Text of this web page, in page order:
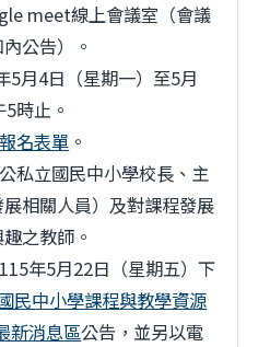
meet線上會議室（會議
公告）。
5月4日（星期一）至5月
時止。
名表單 。
私立國民中小學校長、主
相關人員）及對課程發展
之教師。
年5月22日（星期五）下
民中小學課程與教學資源
新消息區公告，並另以電